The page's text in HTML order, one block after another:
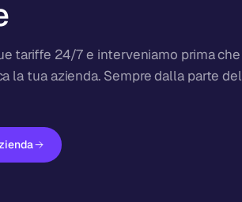
tariffe 24/7 e interveniamo prima che
la tua azienda. Sempre dalla parte del